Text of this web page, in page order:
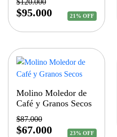
$120.000
$95.000 21% OFF
Molino Moledor de
Café y Granos Secos
$87.000
$67.000 23% OFF